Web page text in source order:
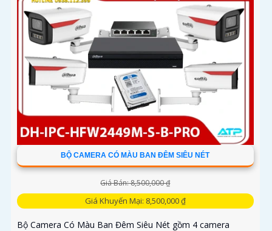
BỘ CAMERA CÓ MÀU BAN ĐÊM SIÊU NÉT
Giá Bán: 8,500,000 ₫
Giá Khuyến Mại: 8,500,000 ₫
Bộ Camera Có Màu Ban Đêm Siêu Nét gồm 4 camera